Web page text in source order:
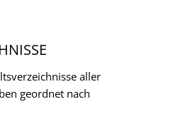
aller
geordnet nach